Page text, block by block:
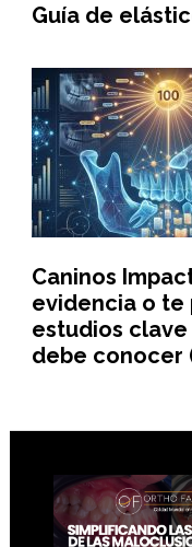
Guía de
Caninos
evidencia o te
estudios
debe conocer
Footer